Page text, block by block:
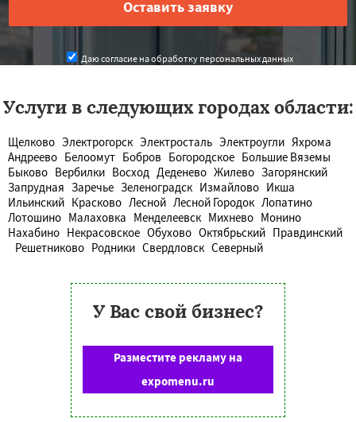
Даю согласие на обработку персональных данных
Услуги в следующих городах области:
Щелково Электрогорск Электросталь Электроугли Яхрома
Андреево Белоомут Бобров Богородское Большие Вяземы
Быково Вербилки Восход Деденево Жилево Загорянский
Запрудная Заречье Зеленоградск Измайлово Икша
Ильинский Красково Лесной Лесной Городок Лопатино
Лотошино Малаховка Менделеевск Михнево Монино
Нахабино Некрасовское Обухово Октябрьский Правдинский
Решетниково Родники Свердловск Северный
У Вас свой бизнес?
Разместите рекламу на
expomenu.ru